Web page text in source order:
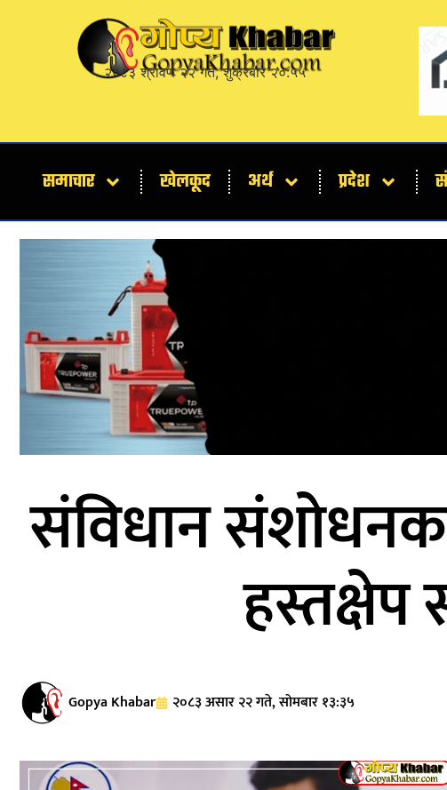
२०८३ श्रावण २२ गते, शुक्रबार २०:५५
समाचार खेलकूद अर्थ प्रदेश
संविधान
हस्तक्षेप
Gopya Khabar २०८३ असार २२ गते, सोमबार १३:३५